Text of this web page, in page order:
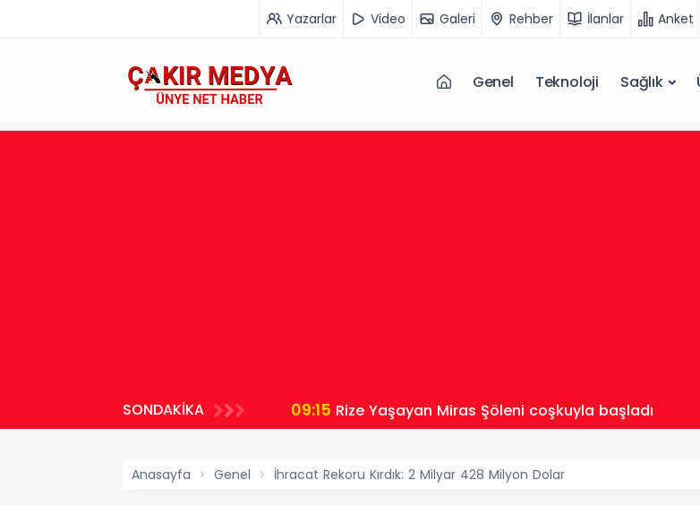
Yazarlar Video Galeri Rehber İlanlar Anket
Genel Teknoloji Sağlık
SONDAKİKA 09:15 Rize Yaşayan Miras Şöleni coşkuyla başladı
Anasayfa Genel İhracat Rekoru Kırdık: 2 Milyar 428 Milyon Dolar